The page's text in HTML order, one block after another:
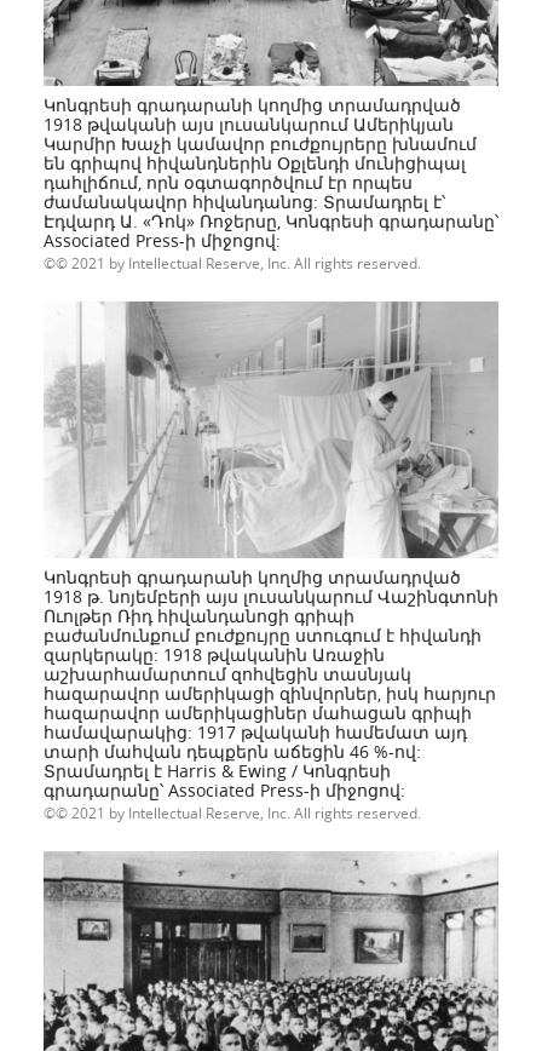
Կոնգրեսի գրադարանի կողմից տրամադրված
1918 թվականի այս լուսանկարում Ամերիկյան
Կարմիր Խաչի կամավոր բուժքույրերը խնամում
են գրիպով հիվանդներին Օքլենդի մունիցիպալ
դահլիճում, որն օգտագործվում էր որպես
ժամանակավոր հիվանդանոց: Տրամադրել է՝
Էդվարդ Ա. «Դոկ» Ռոջերսը, Կոնգրեսի գրադարանը՝
Associated Press-ի միջոցով:
© 2021 by Intellectual Reserve, Inc. All rights reserved.
Կոնգրեսի գրադարանի կողմից տրամադրված
1918 թ. նոյեմբերի այս լուսանկարում Վաշինգտոնի
Ուոլթեր Ռիդ հիվանդանոցի գրիպի
բաժանմունքում բուժքույրը ստուգում է հիվանդի
զարկերակը: 1918 թվականին Առաջին
աշխարհամարտում զոհվեցին տասնյակ
հազարավոր ամերիկացի զինվորներ, իսկ հարյուր
հազարավոր ամերիկացիներ մահացան գրիպի
համավարակից: 1917 թվականի համեմատ այդ
տարի մահվան դեպքերն աճեցին 46 %-ով:
Տրամադրել է Harris & Ewing / Կոնգրեսի
գրադարանը՝ Associated Press-ի միջոցով:
© 2021 by Intellectual Reserve, Inc. All rights reserved.